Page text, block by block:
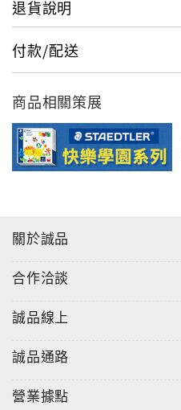
退貨說明
付款/配送
商品相關策展
關於誠品
合作洽談
誠品線上
誠品通路
營業據點